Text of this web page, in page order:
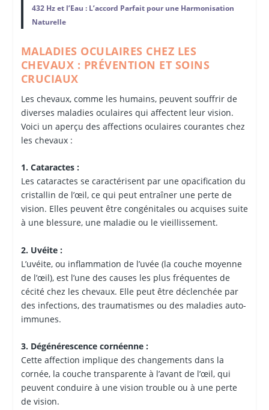
432 Hz et l’Eau : L’accord Parfait pour une Harmonisation
Naturelle
MALADIES OCULAIRES CHEZ LES
CHEVAUX : PRÉVENTION ET SOINS
CRUCIAUX
Les chevaux, comme les humains, peuvent souffrir de
diverses maladies oculaires qui affectent leur vision.
Voici un aperçu des affections oculaires courantes chez
les chevaux :
1. Cataractes :
Les cataractes se caractérisent par une opacification du
cristallin de l’œil, ce qui peut entraîner une perte de
vision. Elles peuvent être congénitales ou acquises suite
à une blessure, une maladie ou le vieillissement.
2. Uvéite :
L’uvéite, ou inflammation de l’uvée (la couche moyenne
de l’œil), est l’une des causes les plus fréquentes de
cécité chez les chevaux. Elle peut être déclenchée par
des infections, des traumatismes ou des maladies auto-
immunes.
3. Dégénérescence cornéenne :
Cette affection implique des changements dans la
cornée, la couche transparente à l’avant de l’œil, qui
peuvent conduire à une vision trouble ou à une perte
de vision.